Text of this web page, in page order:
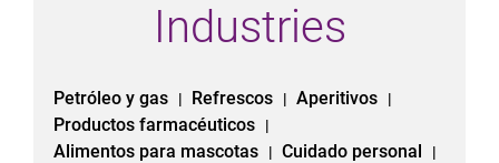
Industries
Petróleo y gas | Refrescos | Aperitivos |
Productos farmacéuticos |
Alimentos para mascotas | Cuidado personal |